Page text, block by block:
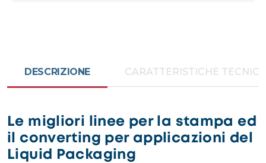
DESCRIZIONE CARATTERISTICHE
Le migliori linee per la stampa ed
il converting per applicazioni del
Liquid Packaging